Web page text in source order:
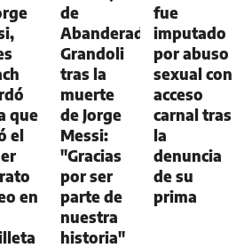
que
el
en
de
Abanderado
Grandoli
tras la
muerte
de Jorge
Messi:
"Gracias
por ser
parte de
nuestra
historia"
fue
imputado
por abuso
sexual con
acceso
carnal tras
la
denuncia
de su
prima